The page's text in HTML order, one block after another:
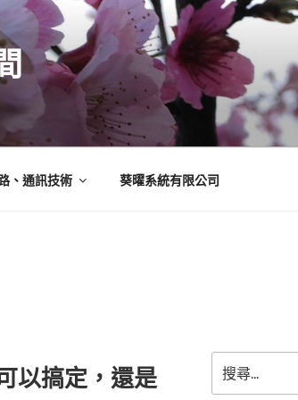
、通訊技術 葵曜系統有限公司
以搞定，還是
尋